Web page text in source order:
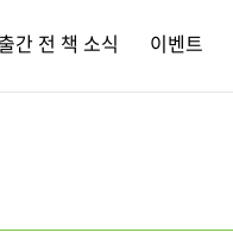
간 전 책 소식 이벤트